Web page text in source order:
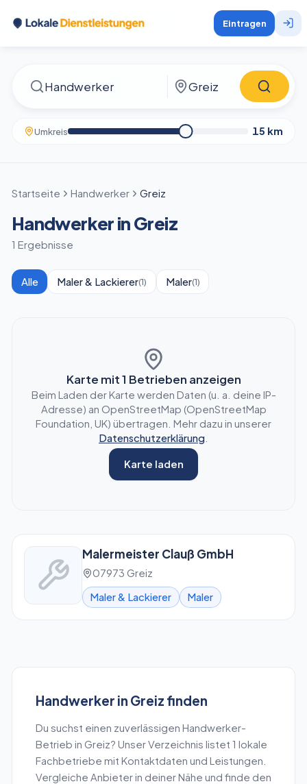
Eintragen
Umkreis 15 km
Startseite Handwerker Greiz
Handwerker in Greiz
1 Ergebnisse
Alle Maler & Lackierer(1) Maler(1)
Karte mit1 Betrieben anzeigen
Beim Laden der Karte werden Daten (u. a. deine IP-
Adresse) an OpenStreetMap (OpenStreetMap
Foundation, UK) übertragen. Mehr dazu in unserer
Datenschutzerklärung
Karte laden
Malermeister Clauß GmbH
07973 Greiz
Maler & Lackierer
Maler
Handwerker in Greiz finden
Du suchst einen zuverlässigen Handwerker-
Betrieb in Greiz? Unser Verzeichnis listet 1 lokale
Fachbetriebe mit Kontaktdaten und Leistungen.
Vergleiche Anbieter in deiner Nähe und finde den